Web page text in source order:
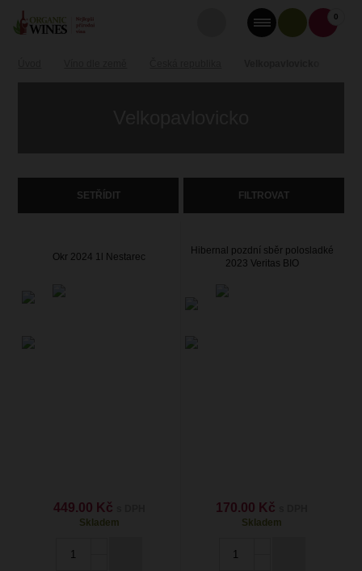
0
SETŘÍDIT FILTROVAT
Okr 2024 1l Nestarec
449.00 Kč
Skladem
Hibernal pozdní sběr polosladké
2023 Veritas BIO
170.00 Kč
Skladem